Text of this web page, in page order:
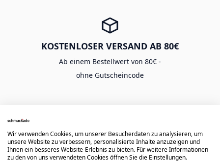
KOSTENLOSER VERSAND AB 80€
Ab einem Bestellwert von 80€ -
ohne Gutscheincode
SICHER EINKAUFEN
Langlebige Gravur -
Wir verwenden Cookies, um unserer Besucherdaten zu analysieren, um
unsere Website zu verbessern, personalisierte Inhalte anzuzeigen und
Ihnen ein besseres Website-Erlebnis zu bieten. Für weitere Informationen
zu den von uns verwendeten Cookies öffnen Sie die Einstellungen.